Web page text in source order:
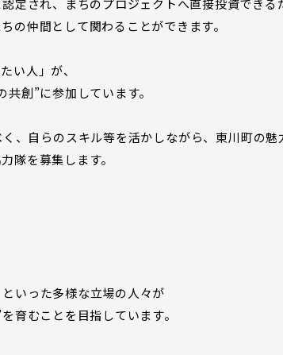
定され、まちのプロジェクトへ直接投資できる
の仲間として関わることができます。
い人」が、
創”に参加しています。
、自らのスキル等を活かしながら、東川町の
隊を募集します。
いった多様な立場の人々が
育むことを目指しています。